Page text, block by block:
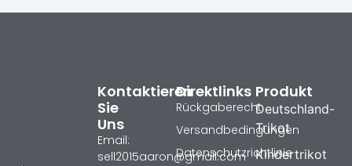
Produkt
Deutschland-
Trikot
Kindertrikot
Direktlinks
Rückgaberecht
Versandbedingungen
Datenschutzrichtlinie
Kontaktieren
Sie
Uns
Email:
sell2015aaron@gmail.com